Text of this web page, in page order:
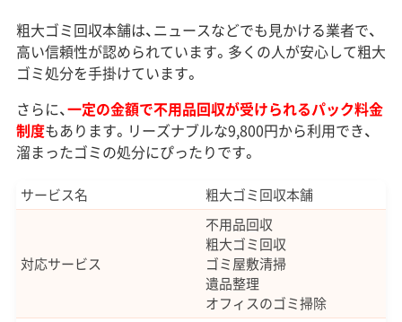
粗大ゴミ回収本舗は、ニュースなどでも見かける業者で、
高い信頼性が認められています。多くの人が安心して粗大
ゴミ処分を手掛けています。
さらに、一定の金額で不用品回収が受けられるパック料金
制度もあります。リーズナブルな9,800円から利用でき、
溜まったゴミの処分にぴったりです。
サービス名 粗大ゴミ回収本舗
対応サービス
不用品回収
粗大ゴミ回収
ゴミ屋敷清掃
遺品整理
オフィスのゴミ掃除